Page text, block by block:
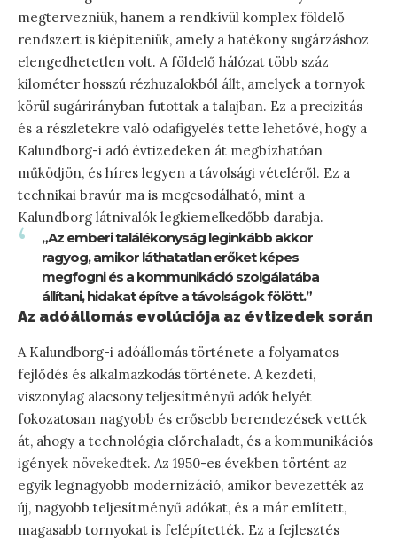
megtervezniük, hanem a rendkívül komplex földelő
rendszert is kiépíteniük, amely a hatékony sugárzáshoz
elengedhetetlen volt. A földelő hálózat több száz
kilométer hosszú rézhuzalokból állt, amelyek a tornyok
körül sugárirányban futottak a talajban. Ez a precizitás
és a részletekre való odafigyelés tette lehetővé, hogy a
Kalundborg-i adó évtizedeken át megbízhatóan
működjön, és híres legyen a távolsági vételéről. Ez a
technikai bravúr ma is megcsodálható, mint a
Kalundborg látnivalók legkiemelkedőbb darabja.
„Az emberi találékonyság leginkább akkor
ragyog, amikor láthatatlan erőket képes
megfogni és a kommunikáció szolgálatába
állítani, hidakat építve a távolságok fölött.”
Az adóállomás evolúciója az évtizedek során
A Kalundborg-i adóállomás története a folyamatos
fejlődés és alkalmazkodás története. A kezdeti,
viszonylag alacsony teljesítményű adók helyét
fokozatosan nagyobb és erősebb berendezések vették
át, ahogy a technológia előrehaladt, és a kommunikációs
igények növekedtek. Az 1950-es években történt az
egyik legnagyobb modernizáció, amikor bevezették az
új, nagyobb teljesítményű adókat, és a már említett,
magasabb tornyokat is felépítették. Ez a fejlesztés